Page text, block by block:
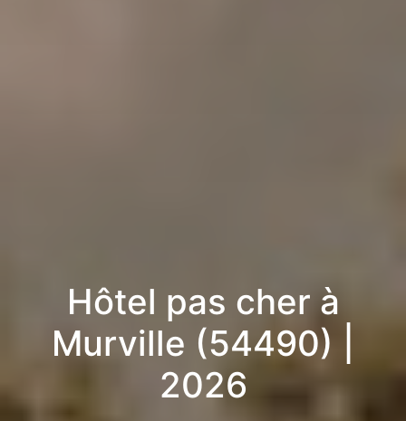
Hôtel pas cher à
Murville (54490) |
2026